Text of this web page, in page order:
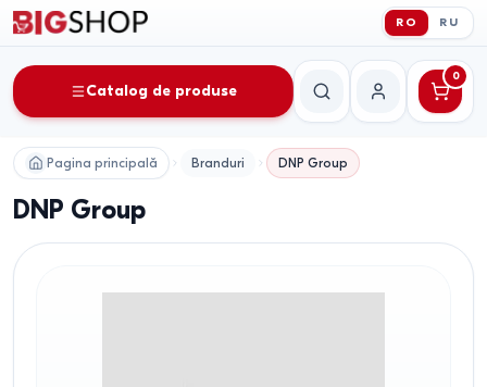
RO RU
Catalog de produse
CăutareContul meu
0
Pagina principală Branduri DNP Group
DNP Group